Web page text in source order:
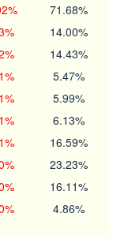
71.68%
14.00%
14.43%
5.47%
5.99%
6.13%
16.59%
23.23%
16.11%
4.86%